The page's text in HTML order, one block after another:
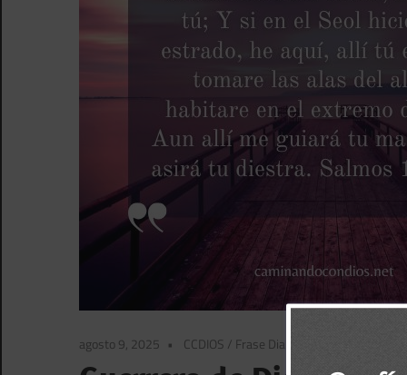
agosto 9, 2025 CCDIOS / Frase Diaria BBPorTemas